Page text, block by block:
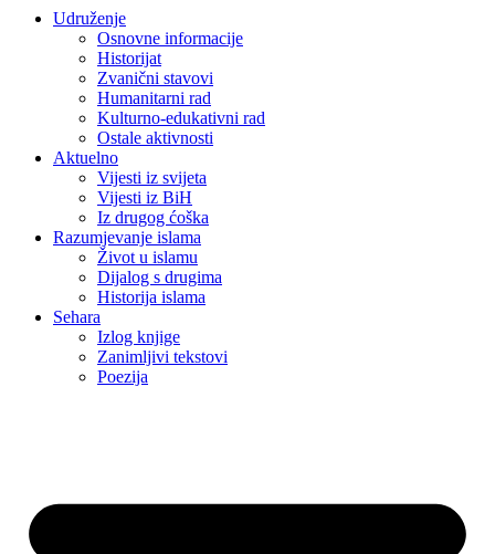
Udruženje
Osnovne informacije
Historijat
Zvanični stavovi
Humanitarni rad
Kulturno-edukativni rad
Ostale aktivnosti
Aktuelno
Vijesti iz svijeta
Vijesti iz BiH
Iz drugog ćoška
Razumjevanje islama
Život u islamu
Dijalog s drugima
Historija islama
Sehara
Izlog knjige
Zanimljivi tekstovi
Poezija